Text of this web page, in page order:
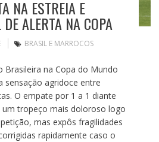
NA ESTREIA E
ALERTA NA COPA
BRASIL E MARROCOS
Brasileira na Copa do Mundo
sensação agridoce entre
O empate por 1 a 1 diante
tropeço mais doloroso logo
mas expôs fragilidades
rapidamente caso o